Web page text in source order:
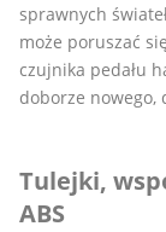
sprawnych
może poruszać
czujnika pedału
doborze nowego,
Tulejki,
ABS